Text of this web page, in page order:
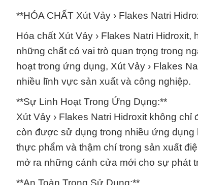
**HÓA CHẤT Xút Vảy › Flakes Natri
Hóa chất Xút Vảy › Flakes Natri
những chất có vai trò quan trọng trong
hoạt trong ứng dụng, Xút Vảy › Flakes
nhiều lĩnh vực sản xuất và công nghiệp.
**Sự Linh Hoạt Trong Ứng Dụng:**
Xút Vảy › Flakes Natri Hidroxit không
còn được sử dụng trong nhiều ứng
thực phẩm và thậm chí trong sản xuất
mở ra những cánh cửa mới cho sự phát
**An Toàn Trong Sử Dụng:**